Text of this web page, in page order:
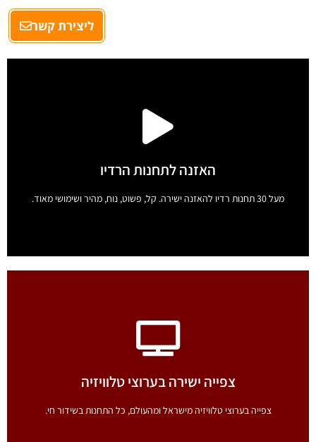
ליצירת קשר
האזנה לתחנות הרדיו
מעל 30 תחנות רדיו להאזנה ישירה. קל, פשוט, נוח, מהיר ושימושי מאוד.
האזנה לתחנות הרדיו
לחץ כאן
צפייה ישירה בערוצי טלוויזיה
צפייה בערוצי טלוויזיה מישראל ומהעולם, כל התחנות בשידור חי.